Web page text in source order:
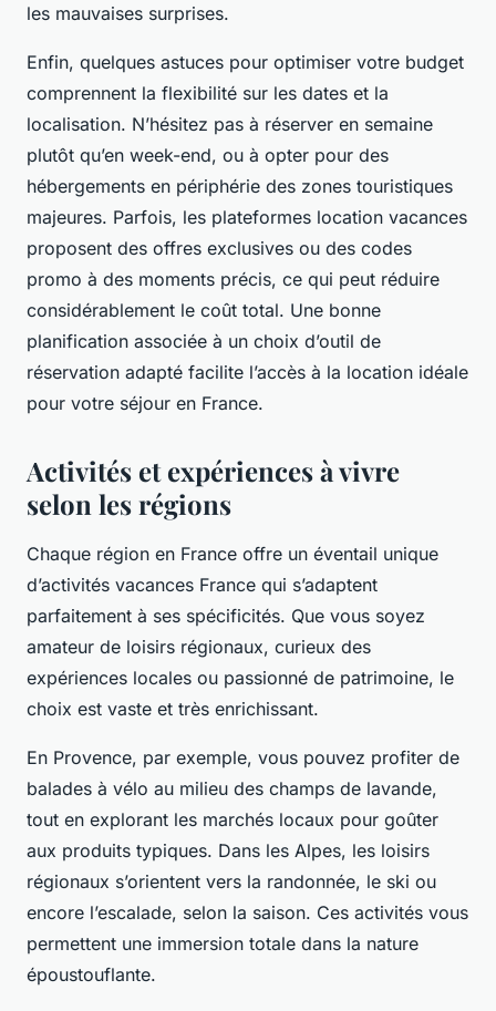
les mauvaises surprises.
Enfin, quelques astuces pour optimiser votre budget
comprennent la flexibilité sur les dates et la
localisation. N’hésitez pas à réserver en semaine
plutôt qu’en week-end, ou à opter pour des
hébergements en périphérie des zones touristiques
majeures. Parfois, les plateformes location vacances
proposent des offres exclusives ou des codes
promo à des moments précis, ce qui peut réduire
considérablement le coût total. Une bonne
planification associée à un choix d’outil de
réservation adapté facilite l’accès à la location idéale
pour votre séjour en France.
Activités et expériences à vivre
selon les régions
Chaque région en France offre un éventail unique
d’activités vacances France qui s’adaptent
parfaitement à ses spécificités. Que vous soyez
amateur de loisirs régionaux, curieux des
expériences locales ou passionné de patrimoine, le
choix est vaste et très enrichissant.
En Provence, par exemple, vous pouvez profiter de
balades à vélo au milieu des champs de lavande,
tout en explorant les marchés locaux pour goûter
aux produits typiques. Dans les Alpes, les loisirs
régionaux s’orientent vers la randonnée, le ski ou
encore l’escalade, selon la saison. Ces activités vous
permettent une immersion totale dans la nature
époustouflante.